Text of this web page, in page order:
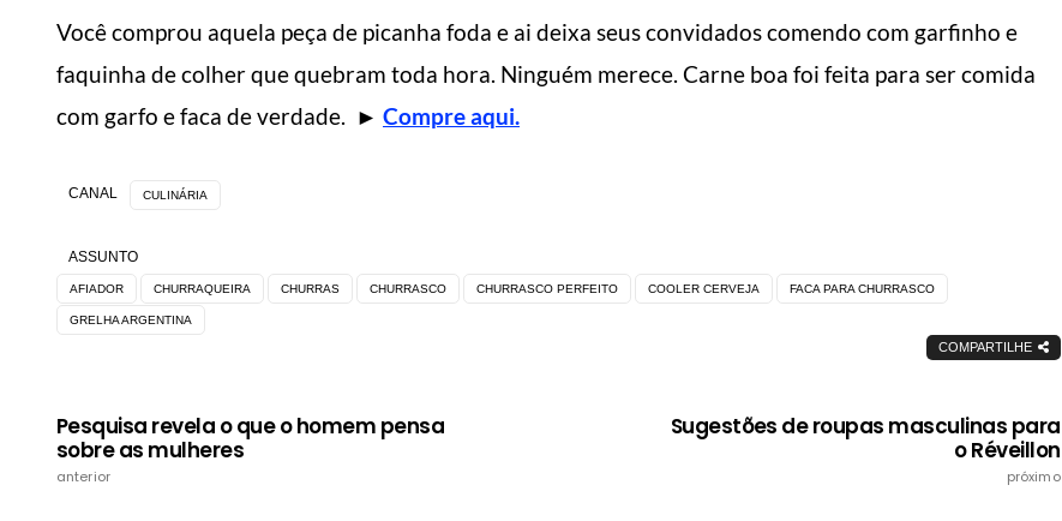
Você comprou aquela peça de picanha foda e ai deixa seus convidados comendo com garfinho e
faquinha de colher que quebram toda hora. Ninguém merece. Carne boa foi feita para ser comida
com garfo e faca de verdade. ► Compre aqui.
CANAL CULINÁRIA
ASSUNTO
AFIADOR CHURRAQUEIRA CHURRAS CHURRASCO CHURRASCO PERFEITO COOLER CERVEJA FACA PARA CHURRASCO
GRELHA ARGENTINA
COMPARTILHE
Pesquisa revela o que o homem pensa
sobre as mulheres
anterior
Sugestões de roupas masculinas para
o Réveillon
próximo